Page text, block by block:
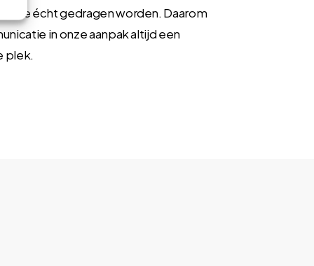
die écht gedragen worden. Daarom
in onze aanpak altijd een
plek.